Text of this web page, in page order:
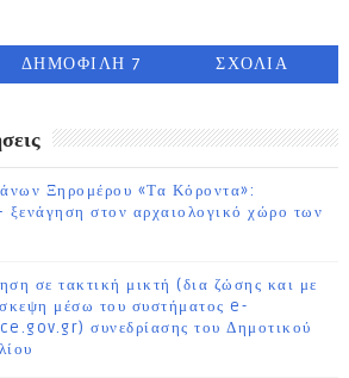
ΔΗΜΟΦΙΛΗ 7
ΣΧΟΛΙΑ
Ξηρομέρου «Τα Κόροντα»:
στον αρχαιολογικό χώρο των
σε τακτική μικτή (δια ζώσης και με
μέσω του συστήματος e-
συνεδρίασης του Δημοτικού